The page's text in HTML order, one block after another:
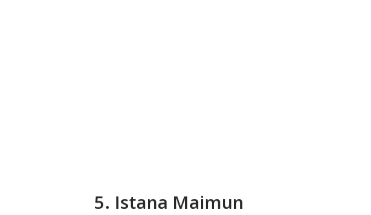
5. Istana Maimun